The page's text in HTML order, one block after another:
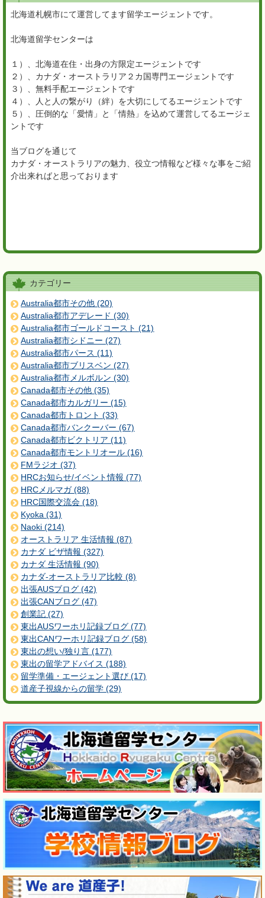
北海道札幌市にて運営してます留学エージェントです。
北海道留学センターは
１）、北海道在住・出身の方限定エージェントです
２）、カナダ・オーストラリア２カ国専門エージェントです
３）、無料手配エージェントです
４）、人と人の繋がり（絆）を大切にしてるエージェントです
５）、圧倒的な「愛情」と「情熱」を込めて運営してるエージェ
ントです
当ブログを通じて
カナダ・オーストラリアの魅力、役立つ情報など様々な事をご紹
介出来ればと思っております
カテゴリー
Australia都市その他 (20)
Australia都市アデレード (30)
Australia都市ゴールドコースト (21)
Australia都市シドニー (27)
Australia都市パース (11)
Australia都市ブリスベン (27)
Australia都市メルボルン (30)
Canada都市その他 (35)
Canada都市カルガリー (15)
Canada都市トロント (33)
Canada都市バンクーバー (67)
Canada都市ビクトリア (11)
Canada都市モントリオール (16)
FMラジオ (37)
HRCお知らせ/イベント情報 (77)
HRCメルマガ (88)
HRC国際交流会 (18)
Kyoka (31)
Naoki (214)
オーストラリア 生活情報 (87)
カナダ ビザ情報 (327)
カナダ 生活情報 (90)
カナダ-オーストラリア比較 (8)
出張AUSブログ (42)
出張CANブログ (47)
創業記 (27)
東出AUSワーホリ記録ブログ (77)
東出CANワーホリ記録ブログ (58)
東出の想い/独り言 (177)
東出の留学アドバイス (188)
留学準備・エージェント選び (17)
道産子視線からの留学 (29)